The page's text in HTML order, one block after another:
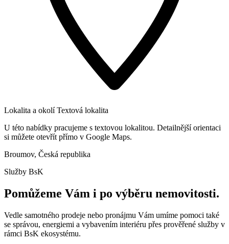
Lokalita a okolí Textová lokalita
U této nabídky pracujeme s textovou lokalitou. Detailnější orientaci
si můžete otevřít přímo v Google Maps.
Broumov, Česká republika
Služby BsK
Pomůžeme Vám i po výběru nemovitosti.
Vedle samotného prodeje nebo pronájmu Vám umíme pomoci také
se správou, energiemi a vybavením interiéru přes prověřené služby v
rámci BsK ekosystému.